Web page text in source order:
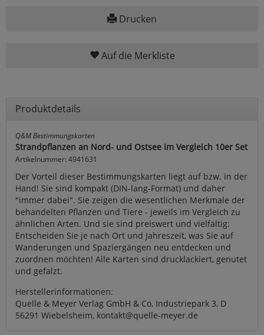
Drucken
Auf die Merkliste
Produktdetails
Q&M Bestimmungskarten
Strandpflanzen an Nord- und Ostsee im Vergleich 10er Set
Artikelnummer: 4941631
Der Vorteil dieser Bestimmungskarten liegt auf bzw. in der
Hand! Sie sind kompakt (DIN-lang-Format) und daher
"immer dabei". Sie zeigen die wesentlichen Merkmale der
behandelten Pflanzen und Tiere - jeweils im Vergleich zu
ähnlichen Arten. Und sie sind preiswert und vielfältig:
Entscheiden Sie je nach Ort und Jahreszeit, was Sie auf
Wanderungen und Spaziergängen neu entdecken und
zuordnen möchten! Alle Karten sind drucklackiert, genutet
und gefalzt.
Herstellerinformationen:
Quelle & Meyer Verlag GmbH & Co, Industriepark 3, D
56291 Wiebelsheim, kontakt@quelle-meyer.de